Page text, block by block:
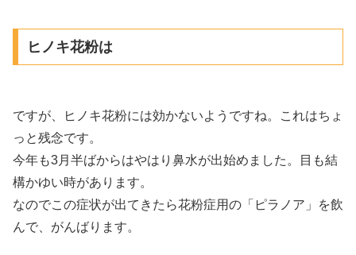
ヒノキ花粉は
ですが、ヒノキ花粉には効かないようですね。これはちょ
っと残念です。
今年も3月半ばからはやはり鼻水が出始めました。目も結
構かゆい時があります。
なのでこの症状が出てきたら花粉症用の「ピラノア」を飲
んで、がんばります。